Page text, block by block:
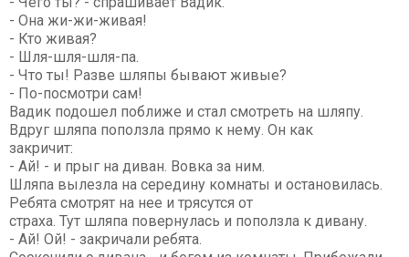
- Она жи-жи-живая!
- Кто живая?
- Шля-шля-шля-па.
- Что ты! Разве шляпы бывают живые?
- По-посмотри сам!
Вадик подошел поближе и стал смотреть на шляпу.
Вдруг шляпа поползла прямо к нему. Он как
закричит:
- Ай! - и прыг на диван. Вовка за ним.
Шляпа вылезла на середину комнаты и остановилась.
Ребята смотрят на нее и трясутся от
страха. Тут шляпа повернулась и поползла к дивану.
- Ай! Ой! - закричали ребята.